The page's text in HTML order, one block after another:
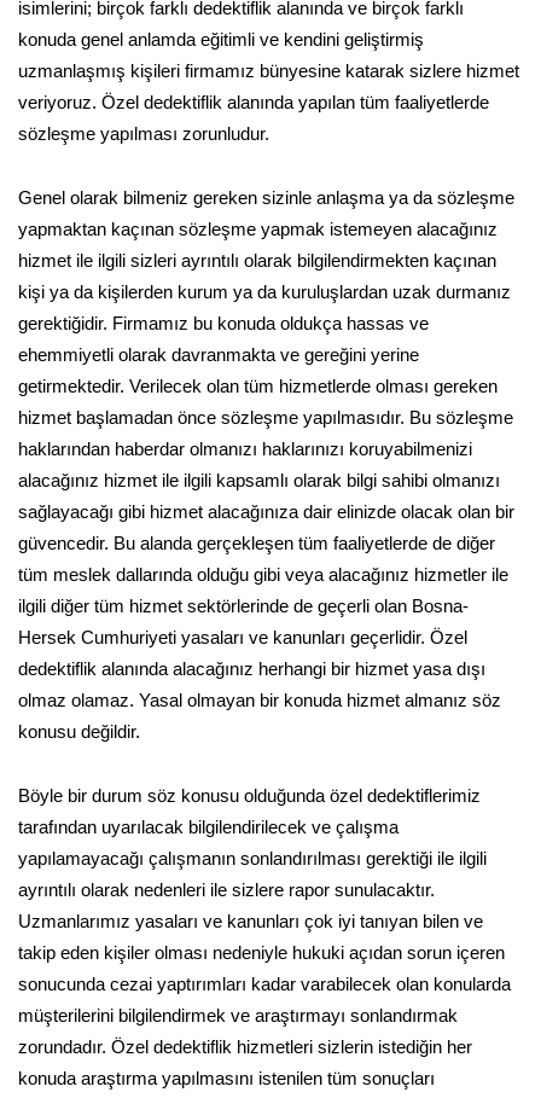
isimlerini; birçok farklı dedektiflik alanında ve birçok farklı
konuda genel anlamda eğitimli ve kendini geliştirmiş
uzmanlaşmış kişileri firmamız bünyesine katarak sizlere hizmet
veriyoruz. Özel dedektiflik alanında yapılan tüm faaliyetlerde
sözleşme yapılması zorunludur.
Genel olarak bilmeniz gereken sizinle anlaşma ya da sözleşme
yapmaktan kaçınan sözleşme yapmak istemeyen alacağınız
hizmet ile ilgili sizleri ayrıntılı olarak bilgilendirmekten kaçınan
kişi ya da kişilerden kurum ya da kuruluşlardan uzak durmanız
gerektiğidir. Firmamız bu konuda oldukça hassas ve
ehemmiyetli olarak davranmakta ve gereğini yerine
getirmektedir. Verilecek olan tüm hizmetlerde olması gereken
hizmet başlamadan önce sözleşme yapılmasıdır. Bu sözleşme
haklarından haberdar olmanızı haklarınızı koruyabilmenizi
alacağınız hizmet ile ilgili kapsamlı olarak bilgi sahibi olmanızı
sağlayacağı gibi hizmet alacağınıza dair elinizde olacak olan bir
güvencedir. Bu alanda gerçekleşen tüm faaliyetlerde de diğer
tüm meslek dallarında olduğu gibi veya alacağınız hizmetler ile
ilgili diğer tüm hizmet sektörlerinde de geçerli olan Bosna-
Hersek Cumhuriyeti yasaları ve kanunları geçerlidir. Özel
dedektiflik alanında alacağınız herhangi bir hizmet yasa dışı
olmaz olamaz. Yasal olmayan bir konuda hizmet almanız söz
konusu değildir.
Böyle bir durum söz konusu olduğunda özel dedektiflerimiz
tarafından uyarılacak bilgilendirilecek ve çalışma
yapılamayacağı çalışmanın sonlandırılması gerektiği ile ilgili
ayrıntılı olarak nedenleri ile sizlere rapor sunulacaktır.
Uzmanlarımız yasaları ve kanunları çok iyi tanıyan bilen ve
takip eden kişiler olması nedeniyle hukuki açıdan sorun içeren
sonucunda cezai yaptırımları kadar varabilecek olan konularda
müşterilerini bilgilendirmek ve araştırmayı sonlandırmak
zorundadır. Özel dedektiflik hizmetleri sizlerin istediğin her
konuda araştırma yapılmasını istenilen tüm sonuçları